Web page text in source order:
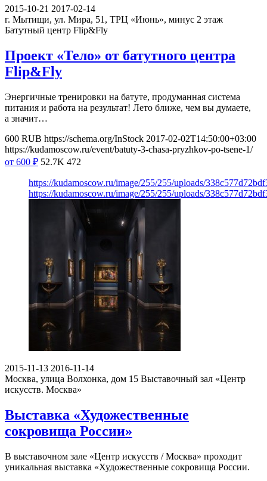
2015-10-21 2017-02-14
г. Мытищи, ул. Мира, 51, ТРЦ «Июнь», минус 2 этаж
Батутный центр Flip&Fly
Проект «Тело» от батутного центра
Flip&Fly
Энергичные тренировки на батуте, продуманная система
питания и работа на результат! Лето ближе, чем вы думаете,
а значит…
600 RUB https://schema.org/InStock 2017-02-02T14:50:00+03:00
https://kudamoscow.ru/event/batuty-3-chasa-pryzhkov-po-tsene-1/
от 600 ₽ 52.7K 472
https://kudamoscow.ru/image/255/255/uploads/
https://kudamoscow.ru/image/255/255/uploads/
2015-11-13 2016-11-14
Москва, улица Волхонка, дом 15 Выставочный зал «Центр
искусств. Москва»
Выставка «Художественные
сокровища России»
В выставочном зале «Центр искусств / Москва» проходит
уникальная выставка «Художественные сокровища России.